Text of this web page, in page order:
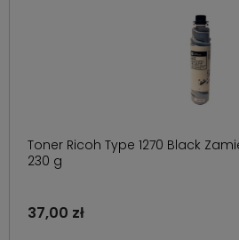
Toner Ricoh Type 1270 Black
230 g
37,00 zł